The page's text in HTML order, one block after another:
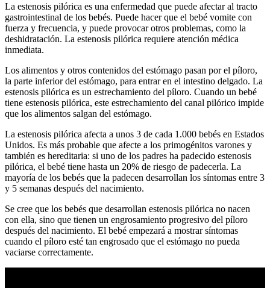
La estenosis pilórica es una enfermedad que puede afectar al tracto
gastrointestinal de los bebés. Puede hacer que el bebé vomite con
fuerza y frecuencia, y puede provocar otros problemas, como la
deshidratación. La estenosis pilórica requiere atención médica
inmediata.
Los alimentos y otros contenidos del estómago pasan por el píloro,
la parte inferior del estómago, para entrar en el intestino delgado. La
estenosis pilórica es un estrechamiento del píloro. Cuando un bebé
tiene estenosis pilórica, este estrechamiento del canal pilórico impide
que los alimentos salgan del estómago.
La estenosis pilórica afecta a unos 3 de cada 1.000 bebés en Estados
Unidos. Es más probable que afecte a los primogénitos varones y
también es hereditaria: si uno de los padres ha padecido estenosis
pilórica, el bebé tiene hasta un 20% de riesgo de padecerla. La
mayoría de los bebés que la padecen desarrollan los síntomas entre 3
y 5 semanas después del nacimiento.
Se cree que los bebés que desarrollan estenosis pilórica no nacen
con ella, sino que tienen un engrosamiento progresivo del píloro
después del nacimiento. El bebé empezará a mostrar síntomas
cuando el píloro esté tan engrosado que el estómago no pueda
vaciarse correctamente.